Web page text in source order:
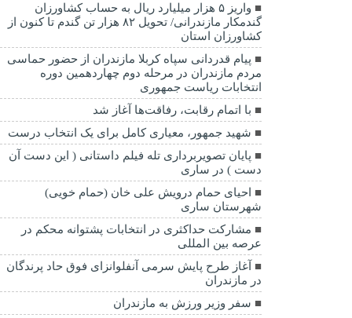
واریز ۵ هزار میلیارد ریال به حساب کشاورزان
گندمکار مازندرانی/ تحویل ۸۲ هزار تن گندم تا کنون از
کشاورزان استان
پیام قدردانی سپاه کربلا مازندران از حضور حماسی
مردم مازندران در مرحله دوم چهاردهمین دوره
انتخابات ریاست جمهوری
با اتمام رقابت، رفاقت‌ها آغاز شد
شهید جمهور، معیاری کامل برای یک انتخاب درست
پایان تصویربرداری تله فیلم داستانی ( این دست آن
دست ) در ساری
احیای حمام درویش علی خان (حمام خویی)
شهرستان ساری
مشارکت حداکثری در انتخابات پشتوانه محکم در
عرصه بین المللی
آغاز طرح پایش سرمی آنفلوانزای فوق حاد پرندگان
در مازندران
سفر وزیر ورزش به مازندران